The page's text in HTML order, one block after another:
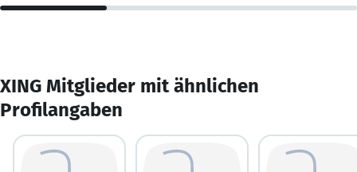
XING Mitglieder mit ähnlichen
Profilangaben